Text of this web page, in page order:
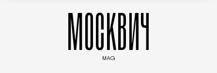
МОСКВИЧ
MAG